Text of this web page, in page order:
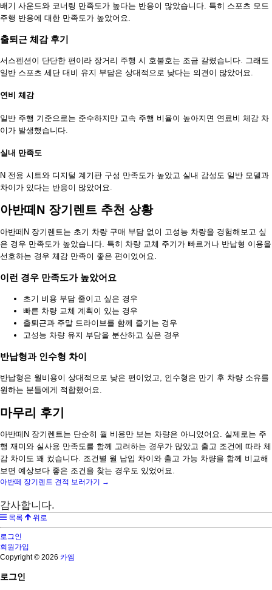
배기 사운드와 코너링 만족도가 높다는 반응이 많았습니다. 특히 스포츠 모드
주행 반응에 대한 만족도가 높았어요.
출퇴근 체감 후기
서스펜션이 단단한 편이라 장거리 주행 시 호불호는 조금 갈렸습니다. 그래도
일반 스포츠 세단 대비 유지 부담은 상대적으로 낮다는 의견이 많았어요.
연비 체감
일반 주행 기준으로는 준수하지만 고속 주행 비율이 높아지면 연료비 체감 차
이가 발생했습니다.
실내 만족도
N 전용 시트와 디지털 계기판 구성 만족도가 높았고 실내 감성도 일반 모델과
차이가 있다는 반응이 많았어요.
아반떼N 장기렌트 추천 상황
아반떼N 장기렌트는 초기 차량 구매 부담 없이 고성능 차량을 경험해보고 싶
은 경우 만족도가 높았습니다. 특히 차량 교체 주기가 빠르거나 반납형 이용을
선호하는 경우 체감 만족이 좋은 편이었어요.
이런 경우 만족도가 높았어요
초기 비용 부담 줄이고 싶은 경우
빠른 차량 교체 계획이 있는 경우
출퇴근과 주말 드라이브를 함께 즐기는 경우
고성능 차량 유지 부담을 분산하고 싶은 경우
반납형과 인수형 차이
반납형은 월비용이 상대적으로 낮은 편이었고, 인수형은 만기 후 차량 소유를
원하는 분들에게 적합했어요.
마무리 후기
아반떼N 장기렌트는 단순히 월 비용만 보는 차량은 아니었어요. 실제로는 주
행 재미와 실사용 만족도를 함께 고려하는 경우가 많았고 출고 조건에 따라 체
감 차이도 꽤 컸습니다. 조건별 월 납입 차이와 출고 가능 차량을 함께 비교해
보면 예상보다 좋은 조건을 찾는 경우도 있었어요.
아반떼 장기렌트 견적 보러가기 →
감사합니다.
목록 위로
로그인
회원가입
Copyright © 2026 카엠
로그인